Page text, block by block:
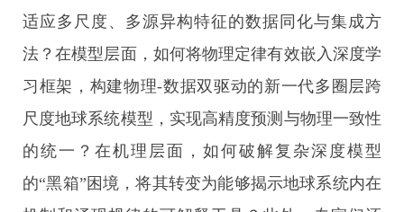
适应多尺度、多源异构特征的数据同化与集成方
法？在模型层面，如何将物理定律有效嵌入深度学
习框架，构建物理-数据双驱动的新一代多圈层跨
尺度地球系统模型，实现高精度预测与物理一致性
的统一？在机理层面，如何破解复杂深度模型
的“黑箱”困境，将其转变为能够揭示地球系统内在